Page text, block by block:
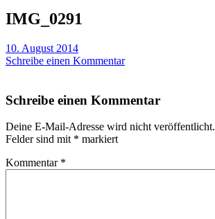
IMG_0291
10. August 2014
Schreibe einen Kommentar
Schreibe einen Kommentar
Deine E-Mail-Adresse wird nicht veröffentlicht.
Felder sind mit * markiert
Kommentar *